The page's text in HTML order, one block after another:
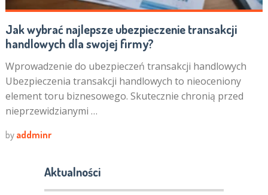
Jak wybrać najlepsze ubezpieczenie transakcji
handlowych dla swojej firmy?
Wprowadzenie do ubezpieczeń transakcji handlowych
Ubezpieczenia transakcji handlowych to nieoceniony
element toru biznesowego. Skutecznie chronią przed
nieprzewidzianymi …
by addminr
Aktualności